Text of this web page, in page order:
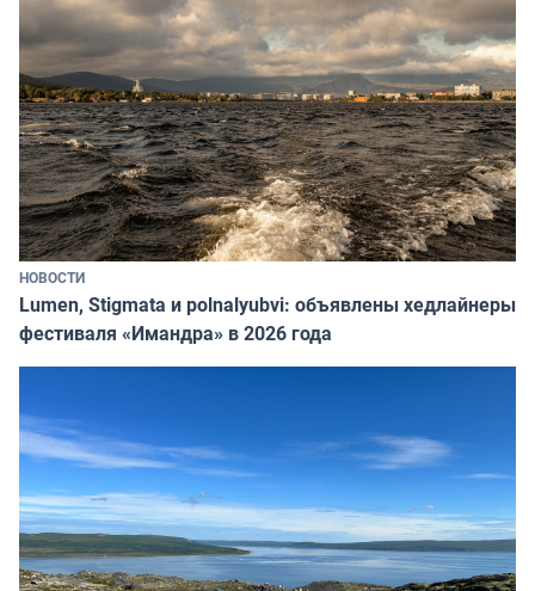
НОВОСТИ
Lumen, Stigmata и polnalyubvi: объявлены хедлайнеры
фестиваля «Имандра» в 2026 года